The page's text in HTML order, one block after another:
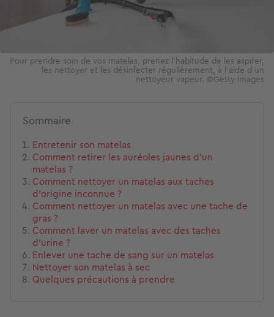
Pour prendre soin de vos matelas, prenez l’habitude de les aspirer,
les nettoyer et les désinfecter régulièrement, à l'aide d'un
nettoyeur vapeur. ©️Getty Images
Sommaire
Entretenir son matelas
Comment retirer les auréoles jaunes d’un
matelas ?
Comment nettoyer un matelas aux taches
d’origine inconnue ?
Comment nettoyer un matelas avec une tache de
gras ?
Comment laver un matelas avec des taches
d’urine ?
Enlever une tache de sang sur un matelas
Nettoyer son matelas à sec
Quelques précautions à prendre